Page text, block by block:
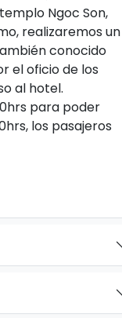
Ngoc Son,
realizaremos un
conocido
el oficio de los
al hotel.
para poder
los pasajeros